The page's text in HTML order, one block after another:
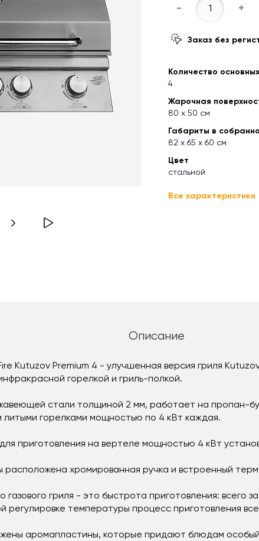
- +
Заказ без
Количество
4
Жарочная
80 х 50 cм
Габариты в
82 х 65 х 60 см
Цвет
стальной
Все характеристики
Описание
Kutuzov Premium 4 - улучшенная версия гриля
горелкой и гриль-полкой.
стали толщиной 2 мм, работает на пропан-
литыми горелками мощностью по 4 кВт каждая.
приготовления на вертеле мощностью 4 кВт
хромированная ручка и встроенный
гриля - это быстрота приготовления: всего
регулировке температуры процесс приготовления
аромапластины, которые придают блюдам